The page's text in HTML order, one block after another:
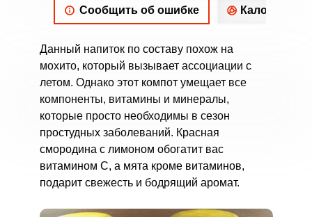
Сообщить об ошибке
Данный напиток по составу похож на
мохито, который вызывает ассоциации с
летом. Однако этот компот умещает все
компоненты, витамины и минералы,
которые просто необходимы в сезон
простудных заболеваний. Красная
смородина с лимоном обогатит вас
витамином С, а мята кроме витаминов,
подарит свежесть и бодрящий аромат.